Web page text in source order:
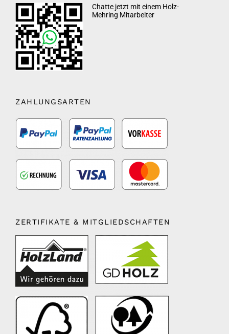
Chatte jetzt mit einem Holz-
Mehring Mitarbeiter
ZAHLUNGSARTEN
ZERTIFIKATE & MITGLIEDSCHAFTEN